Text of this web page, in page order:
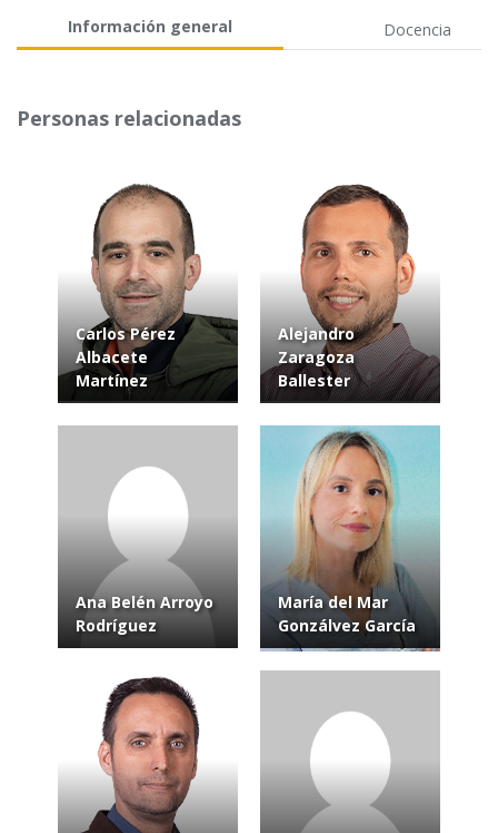
Información general Docencia
Personas relacionadas
Carlos Pérez
Albacete
Martínez
Alejandro
Zaragoza
Ballester
Ana Belén Arroyo
Rodríguez
María del Mar
Gonzálvez García